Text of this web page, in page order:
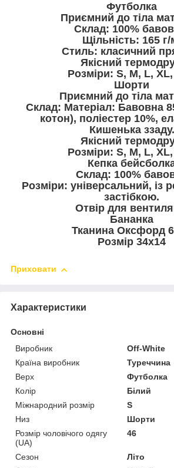
Футболка
Приємний до тіла
Склад: 100%
Щільність: 165 г/
Стиль: класичний
Якісний
Розміри: S, M, L,
Шорти
Приємний до тіла
Склад: Матеріал: Бавовна
котон), поліестер 10%,
Кишенька ззаду.
Якісний
Розміри: S, M, L,
Кепка
Склад: 100%
Розміри: універсальний, із
застібкою.
Отвір для
Бананка
Тканина Оксфорд
Розмір 34х14
Приховати
Характеристики
Основні
Виробник
Off-White
Країна виробник
Туреччина
Верх
Футболка
Колір
Білий
Міжнародний розмір
S
Низ
Шорти
Розмір чоловічого одягу
(UA)
46
Сезон
Літо